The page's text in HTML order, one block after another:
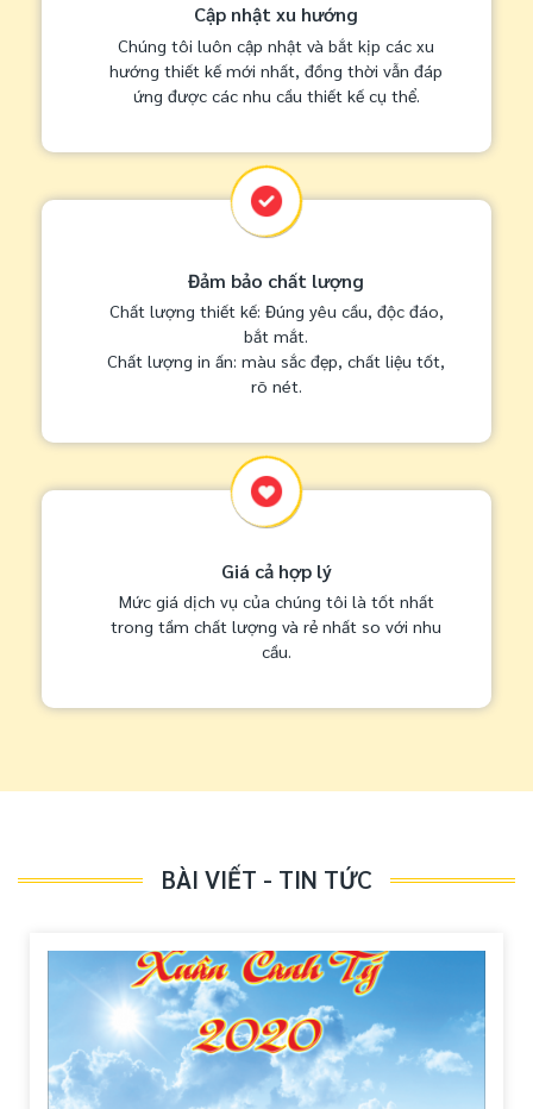
Cập nhật xu hướng
Chúng tôi luôn cập nhật và bắt kịp các xu
hướng thiết kế mới nhất, đồng thời vẫn đáp
ứng được các nhu cầu thiết kế cụ thể.
Đảm bảo chất lượng
Chất lượng thiết kế: Đúng yêu cầu, độc đáo,
bắt mắt.
Chất lượng in ấn: màu sắc đẹp, chất liệu tốt,
rõ nét.
Giá cả hợp lý
Mức giá dịch vụ của chúng tôi là tốt nhất
trong tầm chất lượng và rẻ nhất so với nhu
cầu.
BÀI VIẾT - TIN TỨC